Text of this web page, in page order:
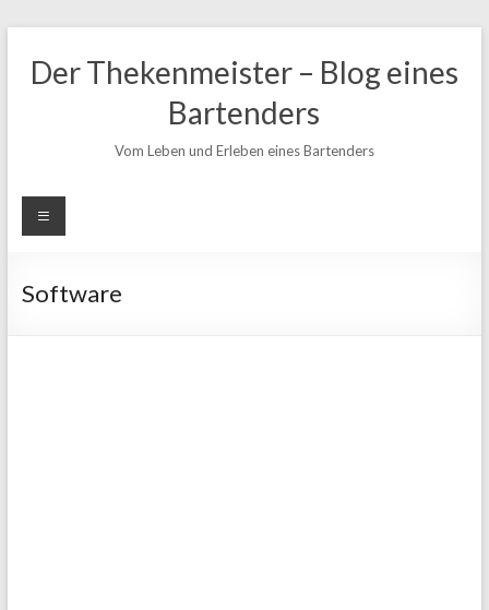
Inhalt
springen
Der Thekenmeister – Blog eines
Bartenders
Vom Leben und Erleben eines Bartenders
Software